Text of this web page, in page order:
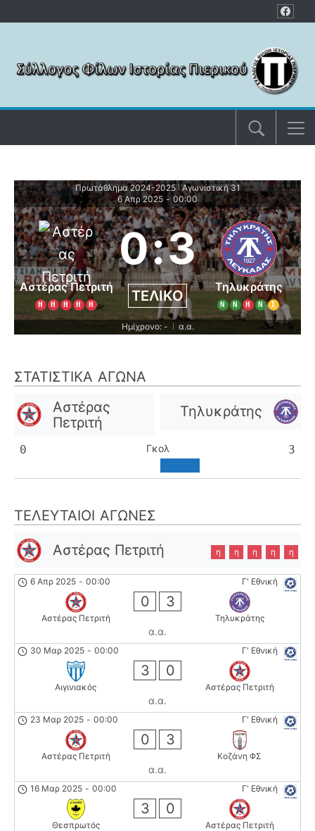
Πρωτάθλημα 2024-2025 | Αγωνιστική 31
6 Απρ 2025 - 00:00
Αστέρας Πετριτή
Η Η Η Η Η
0:3
ΤΕΛΙΚΌ
Τηλυκράτης
Ν Ν Η Ν Ι
Ημίχρονο: - α.α.
ΣΤΑΤΙΣΤΙΚΆ ΑΓΏΝΑ
Αστέρας
Πετριτή
Τηλυκράτης
0 Γκολ 3
ΤΕΛΕΥΤΑΊΟΙ ΑΓΏΝΕΣ
Αστέρας Πετριτή η η η η η
Γ' Εθνική
6 Απρ 2025 - 00:00
Αστέρας Πετριτή
0 3
Τηλυκράτης
α.α.
Γ' Εθνική
30 Μαρ 2025 - 00:00
Αιγινιακός
3 0
Αστέρας Πετριτή
α.α.
Γ' Εθνική
23 Μαρ 2025 - 00:00
Αστέρας Πετριτή
0 3
Κοζάνη ΦΣ
α.α.
Γ' Εθνική
16 Μαρ 2025 - 00:00
Θεσπρωτός
3 0
Αστέρας Πετριτή